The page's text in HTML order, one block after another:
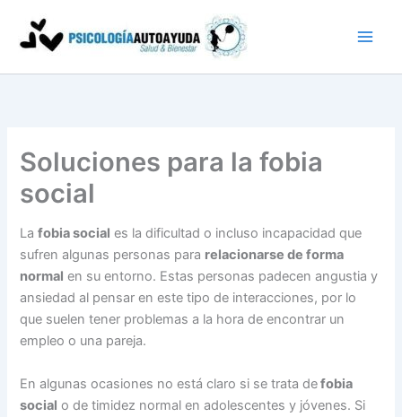
contenido
Soluciones para la fobia
social
Lafobia social es la dificultad o incluso incapacidad que
sufren algunas personas para relacionarse de forma
normal en su entorno. Estas personas padecen angustia y
ansiedad al pensar en este tipo de interacciones, por lo
que suelen tener problemas a la hora de encontrar un
empleo o una pareja.
En algunas ocasiones no está claro si se trata defobia
social o de timidez normal en adolescentes y jóvenes. Si